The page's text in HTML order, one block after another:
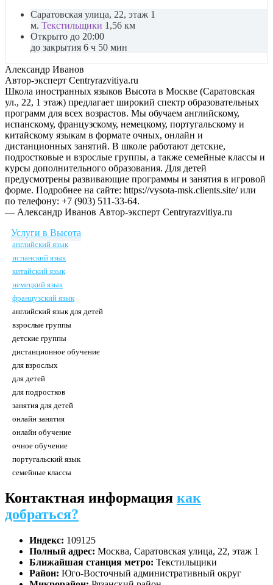
Саратовская улица, 22, этаж 1
м. Текстильщики 1,56 км
Открыто до 20:00
до закрытия 6 ч 50 мин
Александр Иванов
Автор-эксперт Centryrazvitiya.ru
Школа иностранных языков Высота в Москве (Саратовская
ул., 22, 1 этаж) предлагает широкий спектр образовательных
программ для всех возрастов. Мы обучаем английскому,
испанскому, французскому, немецкому, португальскому и
китайскому языкам в формате очных, онлайн и
дистанционных занятий. В школе работают детские,
подростковые и взрослые группы, а также семейные классы и
курсы дополнительного образования. Для детей
предусмотрены развивающие программы и занятия в игровой
форме. Подробнее на сайте: https://vysota-msk.clients.site/ или
по телефону: +7 (903) 511-33-64.
— Александр Иванов Автор-эксперт Centryrazvitiya.ru
Услуги в Высота
английский язык
испанский язык
китайский язык
немецкий язык
французский язык
английский язык для детей
взрослые группы
детские группы
дистанционное обучение
для взрослых
для детей
для подростков
занятия для детей
онлайн занятия
онлайн обучение
очное обучение
португальский язык
семейные классы
Контактная информация как
добраться?
Индекс: 109125
Полный адрес: Москва, Саратовская улица, 22, этаж 1
Ближайшая станция метро: Текстильщики
Район: Юго-Восточный административный округ